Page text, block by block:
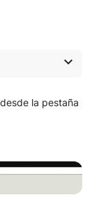
la pestaña